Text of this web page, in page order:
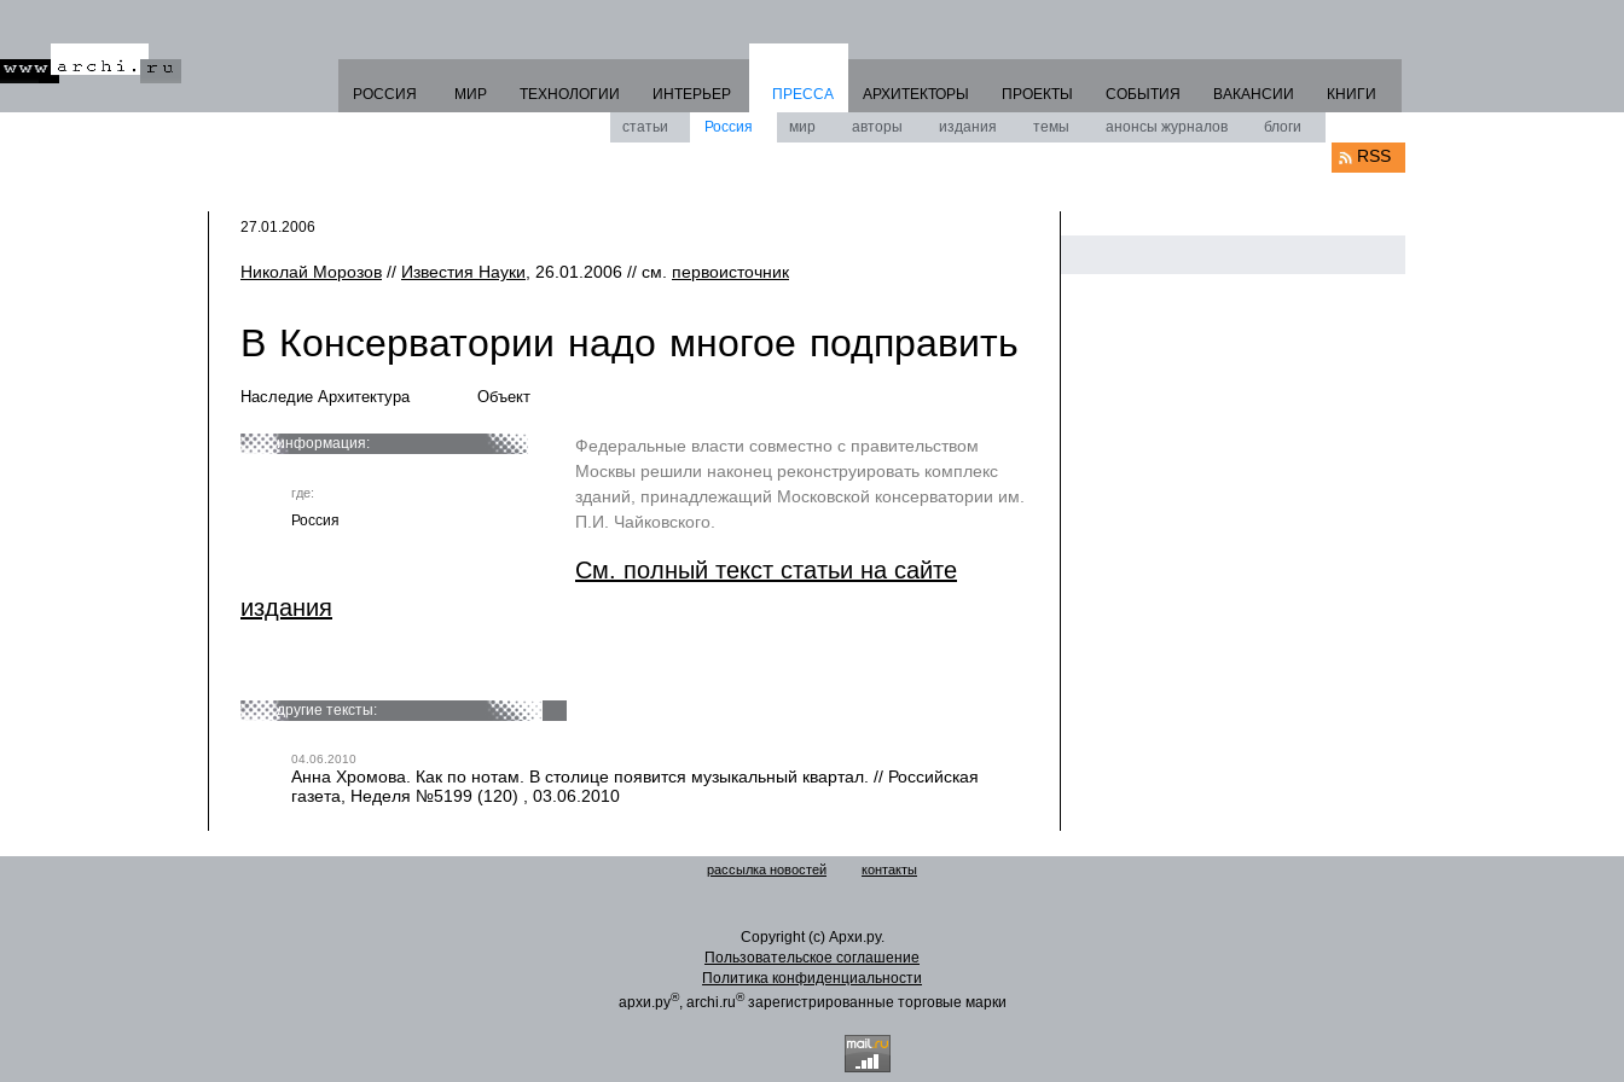
РОССИЯ МИР ТЕХНОЛОГИИ ИНТЕРЬЕР
ПРЕССА
статьи
Россия мир авторы издания темы анонсы журналов блоги
АРХИТЕКТОРЫ ПРОЕКТЫ СОБЫТИЯ ВАКАНСИИ КНИГИ
RSS
27.01.2006
Николай Морозов // Известия Науки , 26.01.2006 // см. первоисточник
В Консерватории надо многое подправить
Наследие Архитектура Объект
информация:
где:
Россия
Федеральные власти совместно с правительством
Москвы решили наконец реконструировать комплекс
зданий, принадлежащий Московской консерватории им.
П.И. Чайковского.
См. полный текст статьи на сайте
издания
другие тексты:
04.06.2010
Анна Хромова. Как по нотам. В столице появится музыкальный квартал. // Российская
газета, Неделя №5199 (120) , 03.06.2010
рассылка новостей контакты
Copyright (c) Архи.ру.
Пользовательское соглашение
Политика конфиденциальности
архи.ру®, archi.ru®зарегистрированные торговые марки